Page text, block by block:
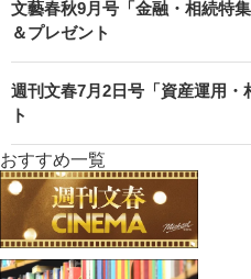
文藝春秋9月号「金融・相続特
＆プレゼント
週刊文春7月2日号「資産運用
ト
おすすめ一覧